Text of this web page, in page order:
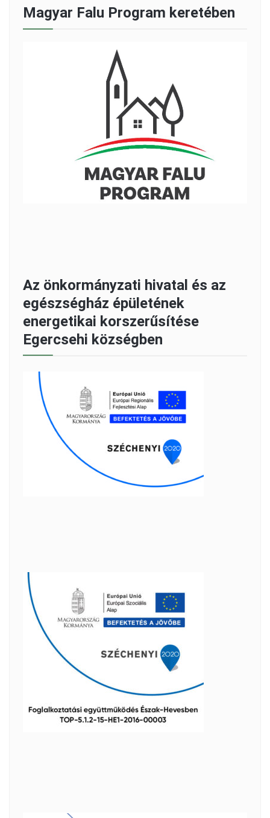
Magyar Falu Program keretében
Az önkormányzati hivatal és az
egészségház épületének
energetikai korszerűsítése
Egercsehi községben